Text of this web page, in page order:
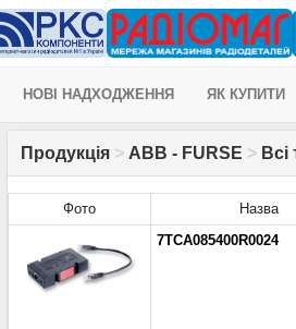
НОВІ НАДХОДЖЕННЯ ЯК КУПИТИ
Продукція > ABB - FURSE >
Фото Назва
7TCA085400R0024